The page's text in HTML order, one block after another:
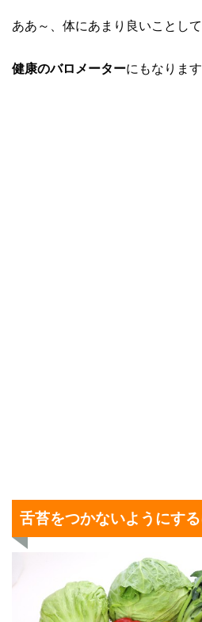
ああ～、体にあまり良いことし
健康のバロメーターにもなりま
舌苔をつかないようにする